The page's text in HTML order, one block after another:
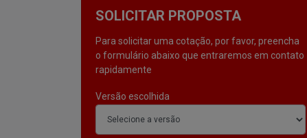
SOLICITAR PROPOSTA
Para solicitar uma cotação, por favor, preencha
o formulário abaixo que entraremos em contato
rapidamente
Versão escolhida